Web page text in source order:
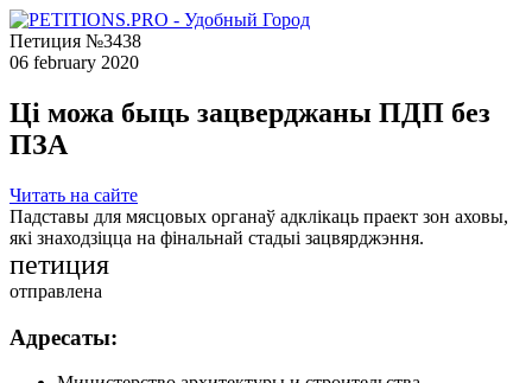
Петиция №3438
06 february 2020
Ці можа быць зацверджаны ПДП без
ПЗА
Читать на сайте
Падставы для мясцовых органаў адклікаць праект зон аховы,
які знаходзіцца на фінальнай стадыі зацвярджэння.
петиция
отправлена
Адресаты: